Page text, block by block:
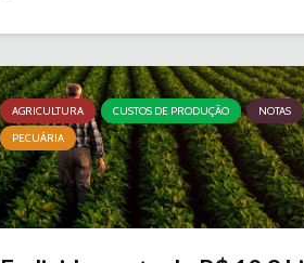
AGRICULTURA CUSTOS DE PRODUÇÃO
NOTAS
PECUÁRIA